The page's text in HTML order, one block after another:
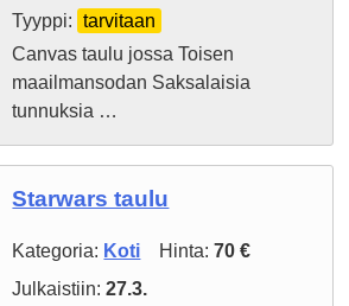
Tyyppi:
tarvitaan
Canvas taulu jossa Toisen
maailmansodan Saksalaisia
tunnuksia …
Starwars taulu
Kategoria: Koti Hinta:70 €
Julkaistiin:27.3.